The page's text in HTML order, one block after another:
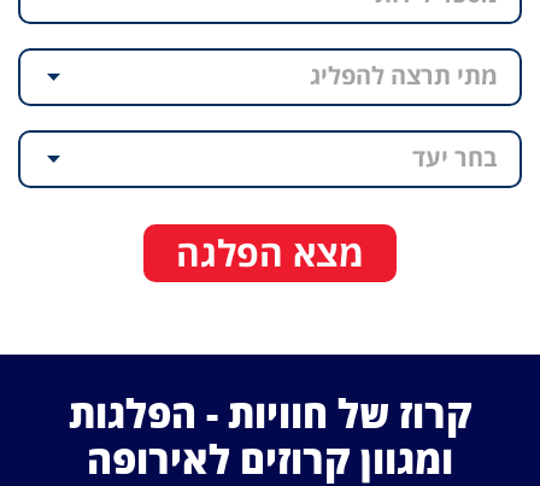
מתי תרצה להפליג
בחר יעד
מצא הפלגה
קרוז של חוויות - הפלגות
ומגוון קרוזים לאירופה